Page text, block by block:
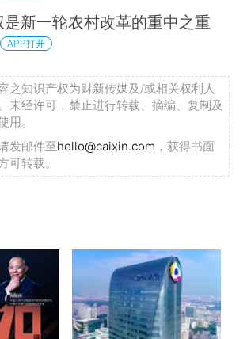
新一轮农村改革的重中之重
APP打开
之知识产权为财新传媒及/或相关权利人
未经许可，禁止进行转载、摘编、复制及
用。
发邮件至hello@caixin.com ，获得书面
可转载。